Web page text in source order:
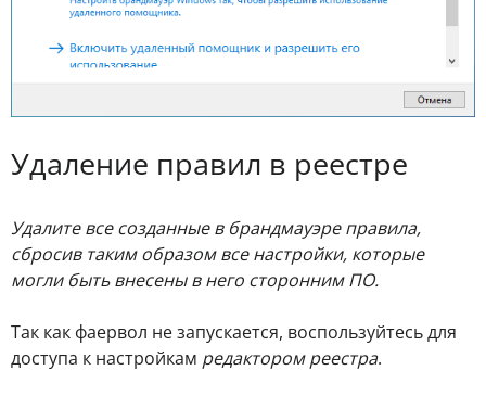
Удаление правил в реестре
Удалите все созданные в брандмауэре правила,
сбросив таким образом все настройки, которые
могли быть внесены в него сторонним ПО.
Так как фаервол не запускается, воспользуйтесь для
доступа к настройкам редактором реестра.